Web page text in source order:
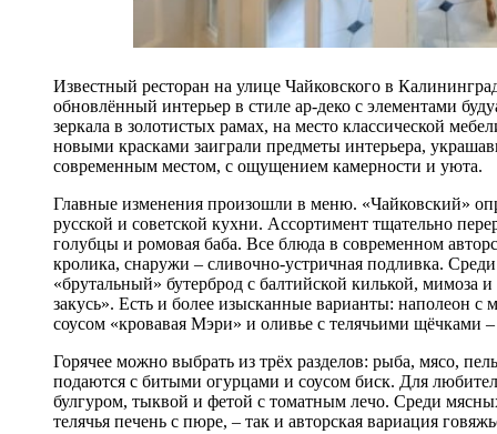
Известный ресторан на улице Чайковского в
обновлённый интерьер в стиле ар-деко с элементами
зеркала в золотистых рамах, на место классической
новыми красками заиграли предметы интерьера,
современным местом, с ощущением камерности и уюта.
Главные изменения произошли в меню. «Чайковский»
русской и советской кухни. Ассортимент тщательно
голубцы и ромовая баба. Все блюда в современном
кролика, снаружи – сливочно-устричная подливка.
«брутальный» бутерброд с балтийской килькой, мимоза
закусь». Есть и более изысканные варианты: наполеон
соусом «кровавая Мэри» и оливье с телячьими щёчками
Горячее можно выбрать из трёх разделов: рыба, мясо,
подаются с битыми огурцами и соусом биск. Для
булгуром, тыквой и фетой с томатным лечо. Среди
телячья печень с пюре, – так и авторская вариация